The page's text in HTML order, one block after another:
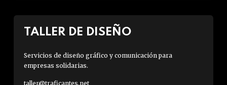
TALLER DE DISEÑO
Servicios de diseño gráfico y comunicación para
empresas solidarias.
taller@traficantes.net